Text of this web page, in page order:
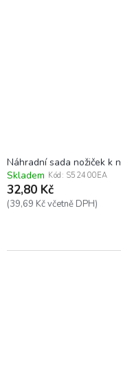
Náhradní sada nožiček k
Skladem Kód: S52400EA
32,80 Kč
(39,69 Kč včetně DPH)